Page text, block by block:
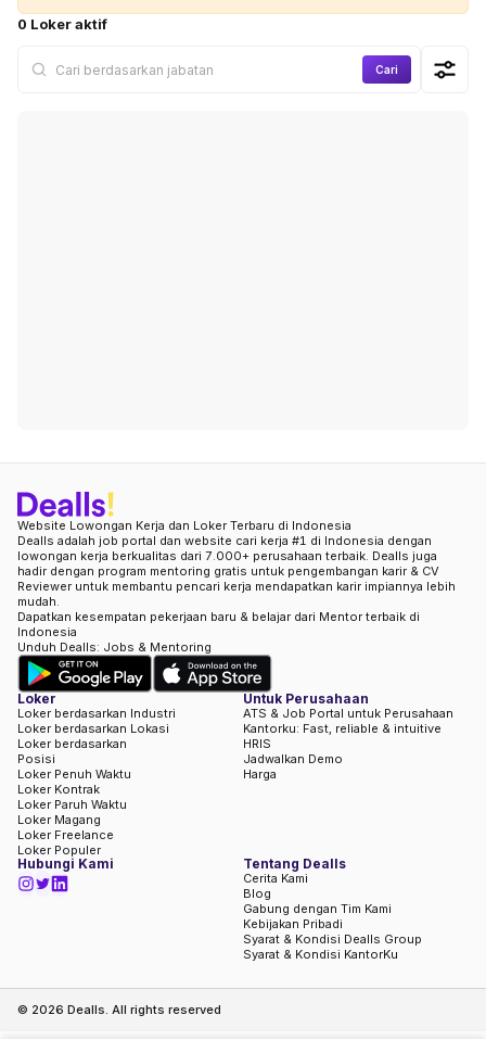
0 Loker aktif
Cari
Website Lowongan Kerja dan Loker Terbaru di Indonesia
Dealls adalah job portal dan website cari kerja #1 di Indonesia dengan
lowongan kerja berkualitas dari 7.000+ perusahaan terbaik. Dealls juga
hadir dengan program mentoring gratis untuk pengembangan karir & CV
Reviewer untuk membantu pencari kerja mendapatkan karir impiannya lebih
mudah.
Dapatkan kesempatan pekerjaan baru & belajar dari Mentor terbaik di
Indonesia
Unduh Dealls: Jobs & Mentoring
Loker
Loker berdasarkan Industri
Loker berdasarkan Lokasi
Loker berdasarkan
Posisi
Loker Penuh Waktu
Loker Kontrak
Loker Paruh Waktu
Loker Magang
Loker Freelance
Loker Populer
Untuk Perusahaan
ATS & Job Portal untuk Perusahaan
Kantorku: Fast, reliable & intuitive
HRIS
Jadwalkan Demo
Harga
Hubungi Kami Tentang Dealls
Cerita Kami
Blog
Gabung dengan Tim Kami
Kebijakan Pribadi
Syarat & Kondisi Dealls Group
Syarat & Kondisi KantorKu
© 2026 Dealls. All rights reserved